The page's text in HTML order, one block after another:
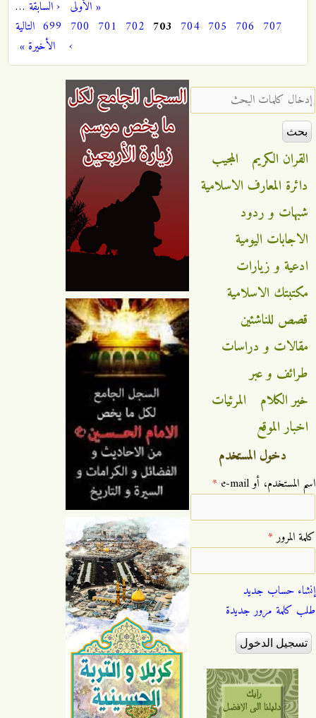
« الأولى ‹ السابقة …
699 700 701 702 703 704 705 706 707
التالية
›
الأخيرة »
‏إدخال كلمات البحث ‏
القران الكريم
المجيب
دائرة المعارف الاسلامية
شبهات و ردود
الاجابات اليومية
ادعية و زيارات
مكتبتك الاسلامية
قصص للناشئين
مقالات و دراسات
طرائف و عبر
خير الكلام
المرئيات
اخبار الموقع
دخول المستخدم
‏اسم المستخدم، أو e-mail ‏ *
‏كلمة المرور ‏*
إنشاء حساب جديد
طلب كلمة مرور جديدة